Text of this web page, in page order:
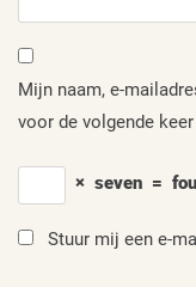
Mijn naam, e-
voor de volgende
× seven =
Stuur mij een e-